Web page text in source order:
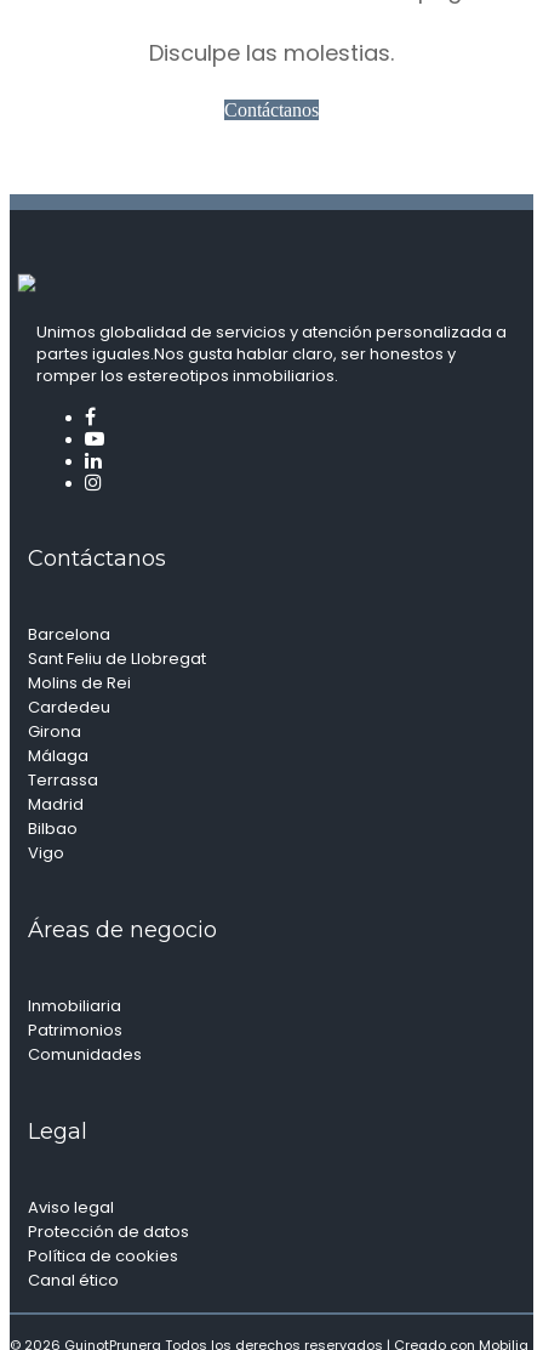
Disculpe las molestias.
Contáctanos
Unimos globalidad de servicios y atención personalizada a
partes iguales.Nos gusta hablar claro, ser honestos y
romper los estereotipos inmobiliarios.
Contáctanos
Barcelona
Sant Feliu de Llobregat
Molins de Rei
Cardedeu
Girona
Málaga
Terrassa
Madrid
Bilbao
Vigo
Áreas de negocio
Inmobiliaria
Patrimonios
Comunidades
Legal
Aviso legal
Protección de datos
Política de cookies
Canal ético
© 2026 GuinotPrunera Todos los derechos reservados | Creado con Mobilia